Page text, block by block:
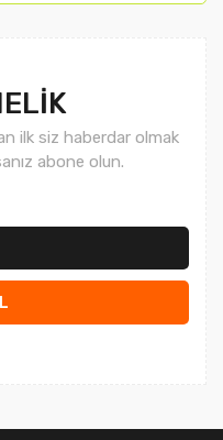
ilk siz haberdar olmak
abone olun.